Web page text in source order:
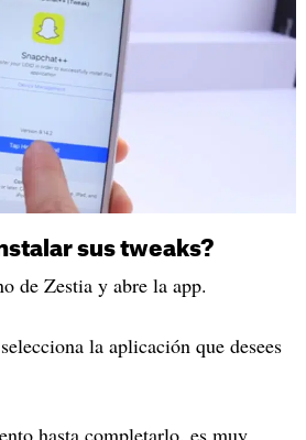
sus tweaks?
de Zestia y abre la app.
la aplicación que desees